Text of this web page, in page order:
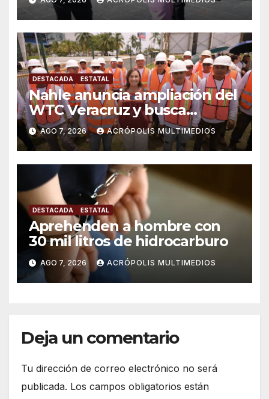
DESTACADA ESTATAL
Nahle anuncia ampliación del
WTC Veracruz y busca
solución para ingenio en crisis
AGO 7, 2026 ACRÓPOLIS MULTIMEDIOS
DESTACADA ESTATAL
Aprehenden a hombre con
30 mil litros de hidrocarburo
AGO 7, 2026 ACRÓPOLIS MULTIMEDIOS
Deja un comentario
Tu dirección de correo electrónico no será
publicada. Los campos obligatorios están